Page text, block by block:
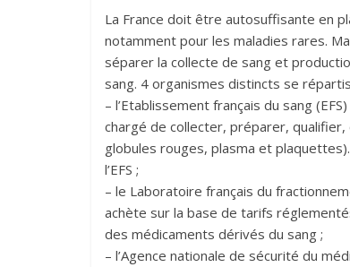
La France doit être autosuffisante en
notamment pour les maladies rares.
séparer la collecte de sang et
sang. 4 organismes distincts se
– l’Etablissement français du sang
chargé de collecter, préparer,
globules rouges, plasma et
l’EFS ;
– le Laboratoire français du
achète sur la base de tarifs
des médicaments dérivés du sang ;
– l’Agence nationale de sécurité du